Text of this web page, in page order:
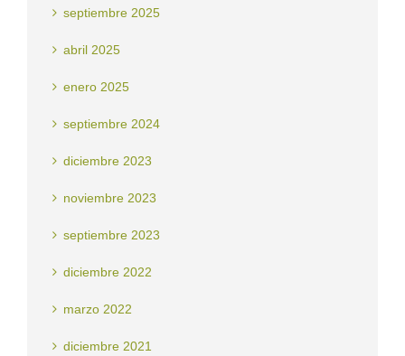
septiembre 2025
abril 2025
enero 2025
septiembre 2024
diciembre 2023
noviembre 2023
septiembre 2023
diciembre 2022
marzo 2022
diciembre 2021